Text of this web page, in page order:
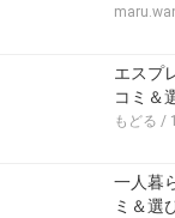
エスプ
コミ＆
もどる /
一人暮
ミ＆選